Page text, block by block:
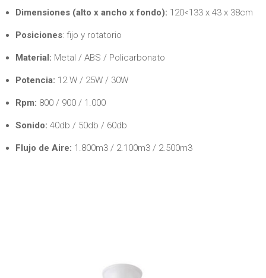
Dimensiones (alto x ancho x fondo): 120<133 x 43 x 38cm
Posiciones: fijo y rotatorio
Material: Metal / ABS / Policarbonato
Potencia: 12 W / 25W / 30W
Rpm: 800 / 900 / 1.000
Sonido: 40db / 50db / 60db
Flujo de Aire: 1.800m3 / 2.100m3 / 2.500m3